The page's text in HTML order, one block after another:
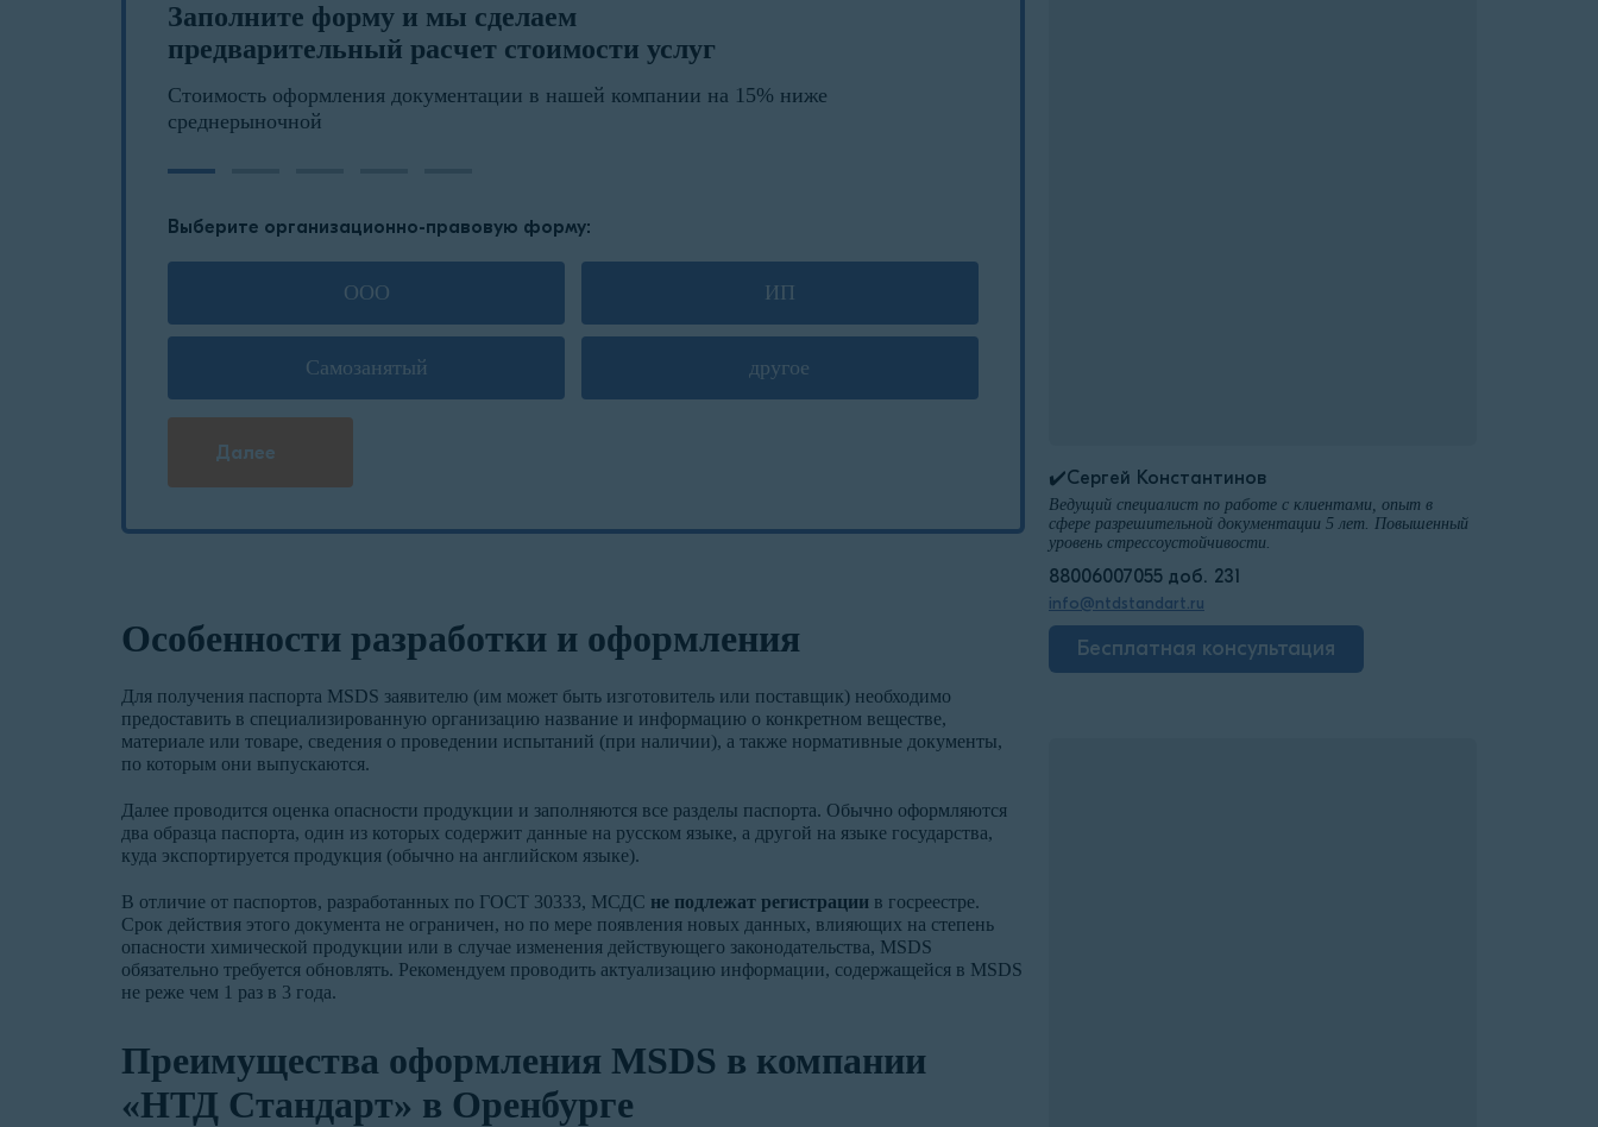
Заполните форму и мы сделаем
предварительный расчет стоимости услуг
Стоимость оформления документации в нашей компании на 15% ниже
среднерыночной
Выберите организационно-правовую форму:
ООО ИП
Самозанятый другое
Далее
Особенности разработки и оформления
Для получения паспорта MSDS заявителю (им может быть изготовитель или поставщик) необходимо
предоставить в специализированную организацию название и информацию о конкретном веществе,
материале или товаре, сведения о проведении испытаний (при наличии), а также нормативные документы,
по которым они выпускаются.
Далее проводится оценка опасности продукции и заполняются все разделы паспорта. Обычно оформляются
два образца паспорта, один из которых содержит данные на русском языке, а другой на языке государства,
куда экспортируется продукция (обычно на английском языке).
В отличие от паспортов, разработанных по ГОСТ 30333, МСДС не подлежат регистрации в госреестре.
Срок действия этого документа не ограничен, но по мере появления новых данных, влияющих на степень
опасности химической продукции или в случае изменения действующего законодательства, МSDS
обязательно требуется обновлять. Рекомендуем проводить актуализацию информации, содержащейся в MSDS
не реже чем 1 раз в 3 года.
Преимущества оформления MSDS в компании
«НТД Стандарт» в Оренбурге
✔️Сергей Константинов
Ведущий специалист по работе с клиентами, опыт в
сфере разрешительной документации 5 лет. Повышенный
уровень стрессоустойчивости.
88006007055 доб. 231
info@ntdstandart.ru
Бесплатная консультация